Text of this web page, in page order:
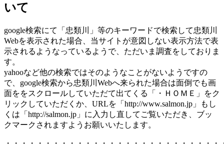
いて
google検索にて「忠類川」等のキーワードで検索して忠類川
Webを表示された場合、当サイトが意図しない表示方法で表
示されるようなっているようで、ただいま調査をしておりま
す。
yahooなど他の検索ではそのようなことがないようですの
で、google検索から忠類川Webへ来られた場合は面倒でも画
面ををスクロールしていただて出てくる「・ＨＯＭＥ」をク
リックしていただくか、URLを「http://www.salmon.jp」もし
くは「http://salmon.jp」に入力し直してご覧いただき、ブッ
クマークされますようお願いいたします。
・・・・・・・・・・・・・・・・・・・・・・・・・・・